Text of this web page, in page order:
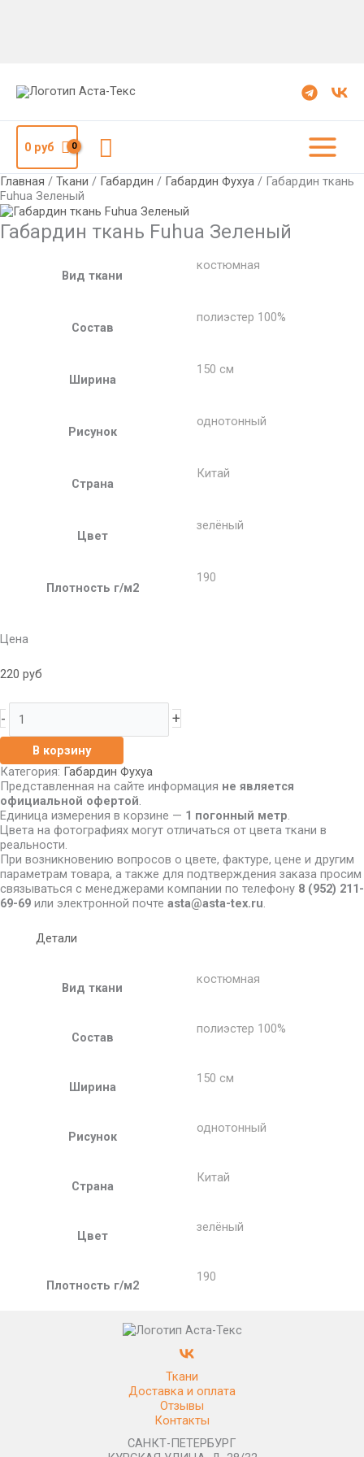
0руб Поиск
Главная / Ткани / Габардин / Габардин Фухуа / Габардин ткань
Fuhua Зеленый
Габардин ткань Fuhua Зеленый
Вид ткани
костюмная
Состав
полиэстер 100%
Ширина
150 см
Рисунок
однотонный
Страна
Китай
Цвет
зелёный
Плотность г/м2
190
Цена
220 руб
- +
В корзину
Категория: Габардин Фухуа
Представленная на сайте информация не является
официальной офертой.
Единица измерения в корзине — 1 погонный метр.
Цвета на фотографиях могут отличаться от цвета ткани в
реальности.
При возникновению вопросов о цвете, фактуре, цене и другим
параметрам товара, а также для подтверждения заказа просим
связываться с менеджерами компании по телефону 8 (952) 211-
69-69 или электронной почте asta@asta-tex.ru.
Детали
Вид ткани
костюмная
Состав
полиэстер 100%
Ширина
150 см
Рисунок
однотонный
Страна
Китай
Цвет
зелёный
Плотность г/м2
190
Ткани
Доставка и оплата
Отзывы
Контакты
САНКТ-ПЕТЕРБУРГ